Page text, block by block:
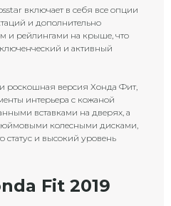
включает в себя все опции
и дополнительно
и рейлингами на крыше, что
и активный
роскошная версия Хонда Фит,
интерьера с кожаной
вставками на дверях, а
колесными дисками,
и высокий уровень
Fit 2019